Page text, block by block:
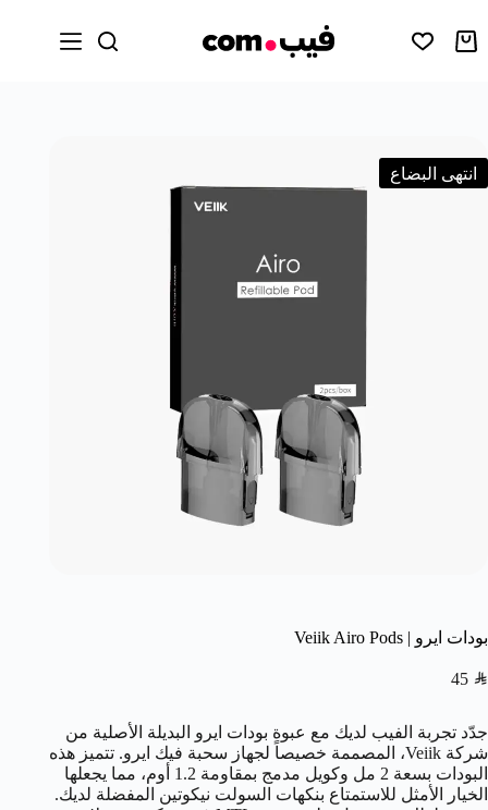
انتهى البضاع
بودات ايرو | Veiik Airo Pods
45 SAR
جدّد تجربة الفيب لديك مع عبوة بودات ايرو البديلة الأصلية من
شركة Veiik، المصممة خصيصاً لجهاز سحبة فيك ايرو. تتميز هذه
البودات بسعة 2 مل وكويل مدمج بمقاومة 1.2 أوم، مما يجعلها
الخيار الأمثل للاستمتاع بنكهات السولت نيكوتين المفضلة لديك.